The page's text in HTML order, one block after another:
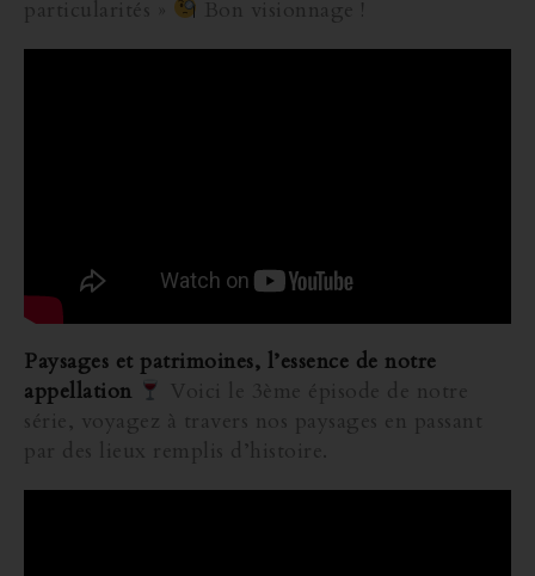
particularités »
Bon visionnage !
Paysages et patrimoines, l’essence de notre
appellation
Voici le 3ème épisode de notre
série, voyagez à travers nos paysages en passant
par des lieux remplis d’histoire.